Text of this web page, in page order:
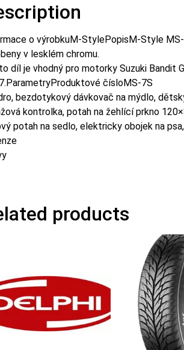
o výrobkuM-StylePopisM-Style
v lesklém chromu.
díl je vhodný pro motorky Suzuki Bandit
čísloMS-7S
bezdotykový dávkovač na mýdlo,
kontrolka, potah na žehlící prkno
potah na sedlo, elektricky obojek na
products